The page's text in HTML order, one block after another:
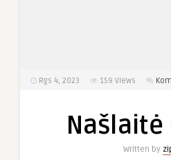
Rgs 4, 2023 159 Views
Našlaitė
Written by